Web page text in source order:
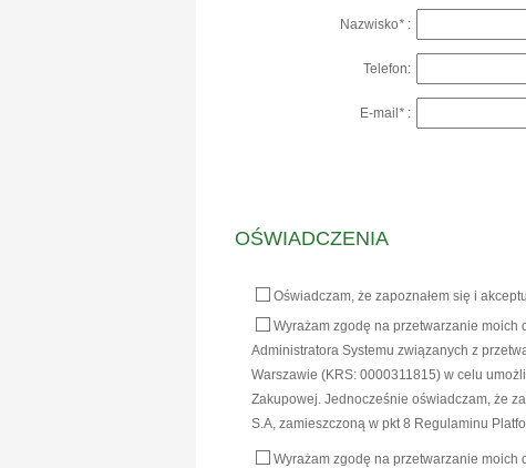
Nazwisko* :
Telefon:
E-mail * :
OŚWIADCZENIA
Oświadczam, że zapoznałem się i
Wyrażam zgodę na przetwarzanie moich
Administratora Systemu związanych z
Warszawie (KRS: 0000311815) w celu
Zakupowej. Jednocześnie oświadczam, że
S.A, zamieszczoną w pkt 8 Regulaminu
Wyrażam zgodę na przetwarzanie moich